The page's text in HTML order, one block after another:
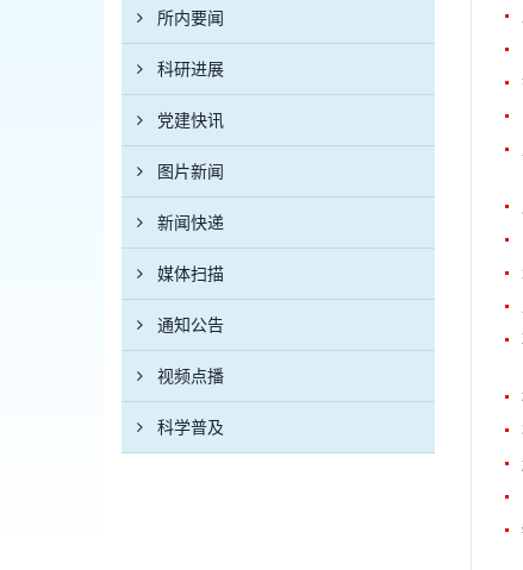
所内要闻
科研进展
党建快讯
图片新闻
新闻快递
媒体扫描
通知公告
视频点播
科学普及